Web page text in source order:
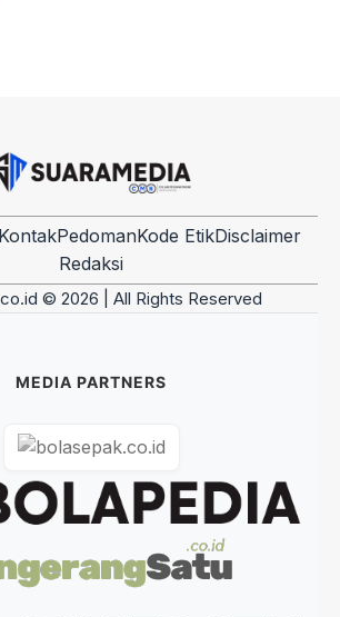
PedomanKode EtikDisclaimer
Redaksi
© 2026 | All Rights Reserved
MEDIA PARTNERS